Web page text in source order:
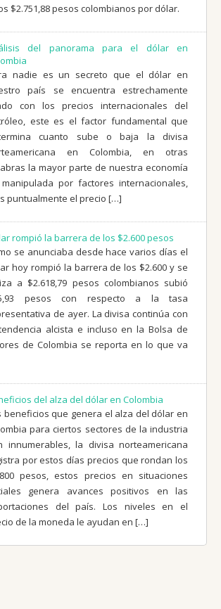
$2.751,88 pesos colombianos por dólar.
del panorama para el dólar en
nadie es un secreto que el dólar en
país se encuentra estrechamente
con los precios internacionales del
este es el factor fundamental que
cuanto sube o baja la divisa
en Colombia, en otras
la mayor parte de nuestra economía
por factores internacionales,
puntualmente el precio […]
rompió la barrera de los $2.600 pesos
se anunciaba desde hace varios días el
hoy rompió la barrera de los $2.600 y se
a $2.618,79 pesos colombianos subió
pesos con respecto a la tasa
de ayer. La divisa continúa con
alcista e incluso en la Bolsa de
de Colombia se reporta en lo que va
del alza del dólar en Colombia
beneficios que genera el alza del dólar en
para ciertos sectores de la industria
innumerables, la divisa norteamericana
por estos días precios que rondan los
pesos, estos precios en situaciones
genera avances positivos en las
del país. Los niveles en el
de la moneda le ayudan en […]